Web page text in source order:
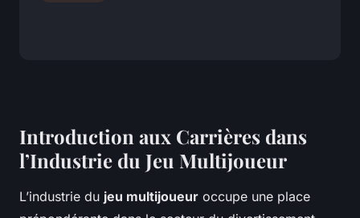
Introduction aux Carrières dans
l’Industrie du Jeu Multijoueur
L’industrie du jeu multijoueur occupe une place